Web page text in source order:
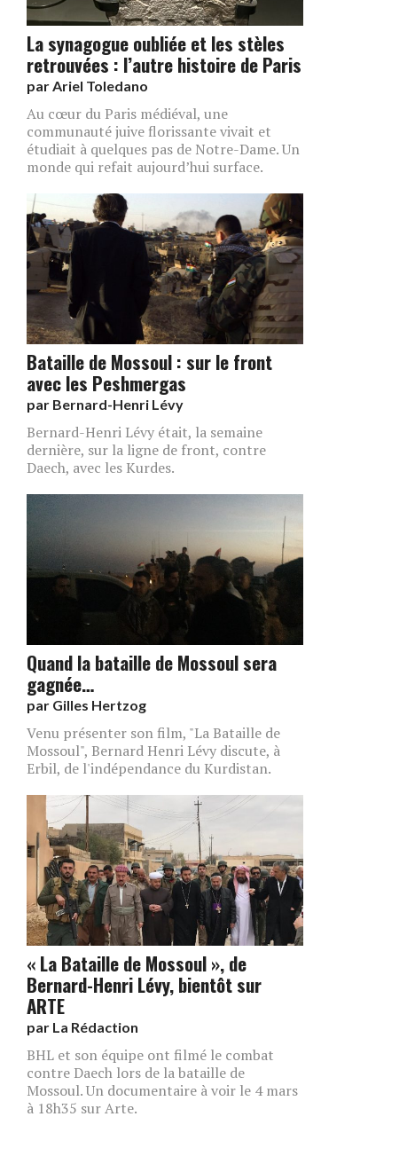
La synagogue oubliée et les stèles
retrouvées : l’autre histoire de Paris
par Ariel Toledano
Au cœur du Paris médiéval, une
communauté juive florissante vivait et
étudiait à quelques pas de Notre-Dame. Un
monde qui refait aujourd’hui surface.
Bataille de Mossoul : sur le front
avec les Peshmergas
par Bernard-Henri Lévy
Bernard-Henri Lévy était, la semaine
dernière, sur la ligne de front, contre
Daech, avec les Kurdes.
Quand la bataille de Mossoul sera
gagnée…
par Gilles Hertzog
Venu présenter son film, "La Bataille de
Mossoul", Bernard Henri Lévy discute, à
Erbil, de l'indépendance du Kurdistan.
« La Bataille de Mossoul », de
Bernard-Henri Lévy, bientôt sur
ARTE
par La Rédaction
BHL et son équipe ont filmé le combat
contre Daech lors de la bataille de
Mossoul. Un documentaire à voir le 4 mars
à 18h35 sur Arte.